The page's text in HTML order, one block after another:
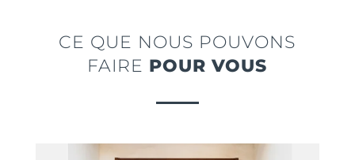
CE QUE NOUS POUVONS
FAIRE POUR VOUS